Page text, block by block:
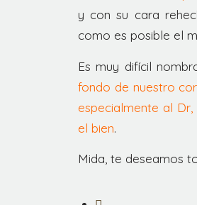
y con su cara
como es posible el
Es muy difícil
fondo de nuestro
especialmente al
el bien.
Mida, te deseamos